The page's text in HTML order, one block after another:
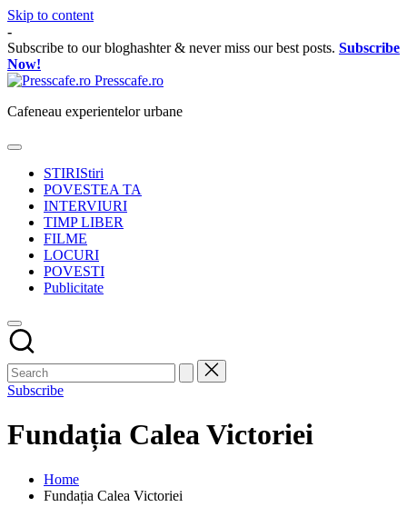
Skip to content
-
Subscribe to our bloghashter & never miss our best posts. Subscribe
Now!
Presscafe.ro
Cafeneau experientelor urbane
STIRIStiri
POVESTEA TA
INTERVIURI
TIMP LIBER
FILME
LOCURI
POVESTI
Publicitate
Subscribe
Fundația Calea Victoriei
Home
Fundația Calea Victoriei